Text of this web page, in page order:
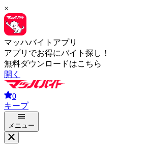
×
マッハバイトアプリ
アプリでお得にバイト探し！
無料ダウンロードはこちら
開く
0
キープ
メニュー